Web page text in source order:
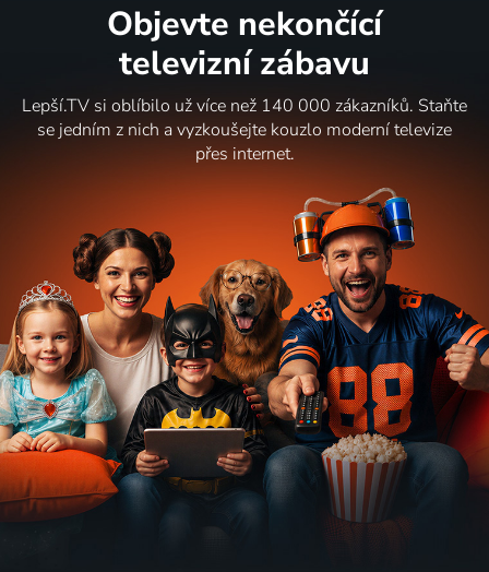
Objevte nekončící
televizní zábavu
Lepší.TV si oblíbilo už více než 140 000 zákazníků. Staňte
se jedním z nich a vyzkoušejte kouzlo moderní televize
přes internet.